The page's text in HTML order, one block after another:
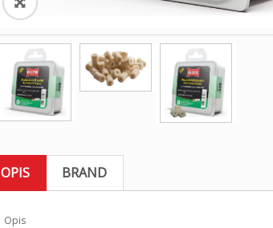
OPIS BRAND
Opis